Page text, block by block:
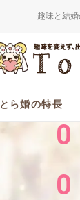
趣味と結
とら婚の特長
2
0
0
0